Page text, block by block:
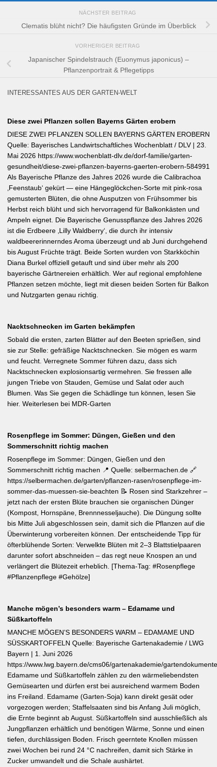
NÄCHSTER BEITRAG
Clematis blüht nicht? Die häufigsten Gründe im Überblick
VORHERIGER BEITRAG
Japanischer Spindelstrauch (Euonymus japonicus) –
Pflanzenportrait & Pflegetipps
INTERESSANTES AUS DER GARTEN-WELT
Diese zwei Pflanzen sollen Bayerns Gärten erobern
DIESE ZWEI PFLANZEN SOLLEN BAYERNS GÄRTEN EROBERN
Quelle: Bayerisches Landwirtschaftliches Wochenblatt / DLV | 23.
Mai 2026 https://www.wochenblatt-dlv.de/dorf-familie/garten-
gesundheit/diese-zwei-pflanzen-bayerns-gaerten-erobern-584991
Als Bayerische Pflanze des Jahres 2026 wurde die Calibrachoa
‚Feenstaub‘ gekürt — eine Hängeglöckchen-Sorte mit pink-rosa
gemusterten Blüten, die ohne Ausputzen von Frühsommer bis
Herbst reich blüht und sich hervorragend für Balkonkästen und
Ampeln eignet. Die Bayerische Genusspflanze des Jahres 2026
ist die Erdbeere ‚Lilly Waldberry‘, die durch ihr intensiv
waldbeererinnerndes Aroma überzeugt und ab Juni durchgehend
bis August Früchte trägt. Beide Sorten wurden von Starkköchin
Diana Burkel offiziell getauft und sind über mehr als 200
bayerische Gärtnereien erhältlich. Wer auf regional empfohlene
Pflanzen setzen möchte, liegt mit diesen beiden Sorten für Balkon
und Nutzgarten genau richtig.
Nacktschnecken im Garten bekämpfen
Sobald die ersten, zarten Blätter auf den Beeten sprießen, sind
sie zur Stelle: gefräßige Nacktschnecken. Sie mögen es warm
und feucht. Verregnete Sommer führen dazu, dass sich
Nacktschnecken explosionsartig vermehren. Sie fressen alle
jungen Triebe von Stauden, Gemüse und Salat oder auch
Blumen. Was Sie gegen die Schädlinge tun können, lesen Sie
hier. Weiterlesen bei MDR-Garten
Rosenpflege im Sommer: Düngen, Gießen und den
Sommerschnitt richtig machen
Rosenpflege im Sommer: Düngen, Gießen und den
Sommerschnitt richtig machen 📍 Quelle: selbermachen.de 🔗
https://selbermachen.de/garten/pflanzen-rasen/rosenpflege-im-
sommer-das-muessen-sie-beachten 📝 Rosen sind Starkzehrer –
jetzt nach der ersten Blüte brauchen sie organischen Dünger
(Kompost, Hornspäne, Brennnesseljauche). Die Düngung sollte
bis Mitte Juli abgeschlossen sein, damit sich die Pflanzen auf die
Überwinterung vorbereiten können. Der entscheidende Tipp für
öfterblühende Sorten: Verwelkte Blüten mit 2–3 Blattstielpaaren
darunter sofort abschneiden – das regt neue Knospen an und
verlängert die Blütezeit erheblich. [Thema-Tag: #Rosenpflege
#Pflanzenpflege #Gehölze]
Manche mögen’s besonders warm – Edamame und
Süßkartoffeln
MANCHE MÖGEN’S BESONDERS WARM – EDAMAME UND
SÜSSKARTOFFELN Quelle: Bayerische Gartenakademie / LWG
Bayern | 1. Juni 2026
https://www.lwg.bayern.de/cms06/gartenakademie/
Edamame und Süßkartoffeln zählen zu den wärmeliebendsten
Gemüsearten und dürfen erst bei ausreichend warmem Boden
ins Freiland. Edamame (Garten-Soja) kann direkt gesät oder
vorgezogen werden; Staffelsaaten sind bis Anfang Juli möglich,
die Ernte beginnt ab August. Süßkartoffeln sind ausschließlich als
Jungpflanzen erhältlich und benötigen Wärme, Sonne und einen
tiefen, durchlässigen Boden. Frisch geerntete Knollen müssen
zwei Wochen bei rund 24 °C nachreifen, damit sich Stärke in
Zucker umwandelt und die Schale aushärtet.